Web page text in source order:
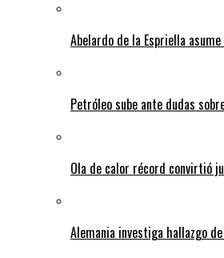
Abelardo de la Espriella
Petróleo sube ante dudas
Ola de calor récord convirtió
Alemania investiga hallazgo